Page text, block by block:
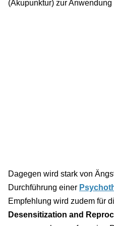
(Akupunktur) zur Anwendung
Dagegen wird stark von
Durchführung einer
Empfehlung wird zudem für
Desensitization and